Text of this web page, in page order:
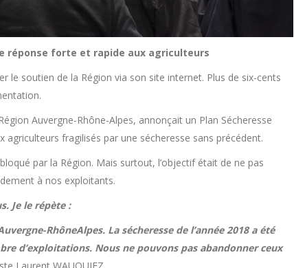
réponse forte et rapide aux agriculteurs
le soutien de la Région via son site internet. Plus de six-cents
Auvergne-Rhône-Alpes, annonçait un Plan Sécheresse
fragilisés par une sécheresse sans précédent.
par la Région. Mais surtout, l’objectif était de ne pas
à nos exploitants.
Je le répète :
RhôneAlpes. La sécheresse de l’année 2018 a été
d’exploitations. Nous ne pouvons pas abandonner ceux